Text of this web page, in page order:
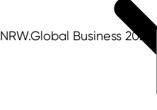
NRW.Global Business 2026